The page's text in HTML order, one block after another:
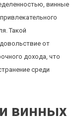
винные
Такой
от
дохода, что
среди
винных